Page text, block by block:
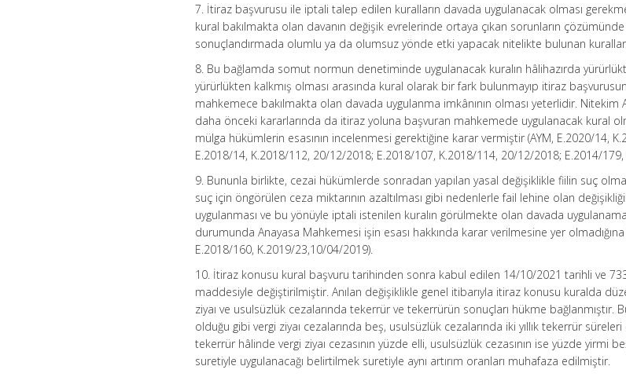
7. İtiraz başvurusu ile iptali talep edilen kuralların davada uygulanacak olması
kural bakılmakta olan davanın değişik evrelerinde ortaya çıkan sorunların çözümünde
sonuçlandırmada olumlu ya da olumsuz yönde etki yapacak nitelikte bulunan
8. Bu bağlamda somut normun denetiminde uygulanacak kuralın hâlihazırda
yürürlükten kalkmış olması arasında kural olarak bir fark bulunmayıp itiraz
mahkemece bakılmakta olan davada uygulanma imkânının olması yeterlidir. Nitekim
daha önceki kararlarında da itiraz yoluna başvuran mahkemede uygulanacak kural
mülga hükümlerin esasının incelenmesi gerektiğine karar vermiştir (AYM, E.2020/14,
E.2018/14, K.2018/112, 20/12/2018; E.2018/107, K.2018/114, 20/12/2018; E.2014/
9. Bununla birlikte, cezai hükümlerde sonradan yapılan yasal değişiklikle fiilin suç
suç için öngörülen ceza miktarının azaltılması gibi nedenlerle fail lehine olan
uygulanması ve bu yönüyle iptali istenilen kuralın görülmekte olan davada
durumunda Anayasa Mahkemesi işin esası hakkında karar verilmesine yer
E.2018/160, K.2019/23,10/04/2019).
10. İtiraz konusu kural başvuru tarihinden sonra kabul edilen 14/10/2021 tarihli ve 7338
maddesiyle değiştirilmiştir. Anılan değişiklikle genel itibarıyla itiraz konusu kuralda
ziyaı ve usulsüzlük cezalarında tekerrür ve tekerrürün sonuçları hükme bağlanmıştır.
olduğu gibi vergi ziyaı cezalarında beş, usulsüzlük cezalarında iki yıllık tekerrür
tekerrür hâlinde vergi ziyaı cezasının yüzde elli, usulsüzlük cezasının ise yüzde yirmi
suretiyle uygulanacağı belirtilmek suretiyle aynı artırım oranları muhafaza edilmiştir.